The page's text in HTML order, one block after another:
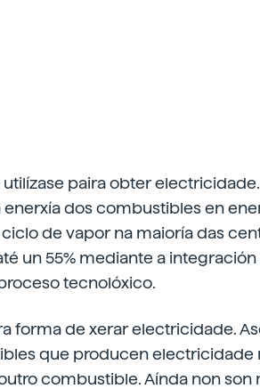
paira obter
dos combustibles en
de vapor na maioría das
un 55% mediante a
tecnolóxico.
forma de xerar electricidade.
que producen electricidade
combustible. Aínda non son